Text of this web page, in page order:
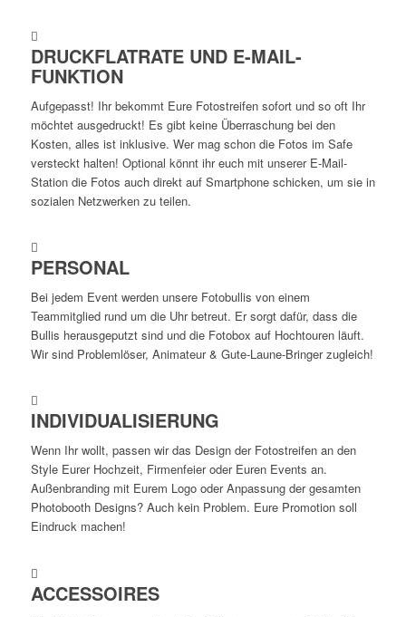
DRUCKFLATRATE UND E-MAIL-
FUNKTION
Aufgepasst! Ihr bekommt Eure Fotostreifen sofort und so oft Ihr
möchtet ausgedruckt! Es gibt keine Überraschung bei den
Kosten, alles ist inklusive. Wer mag schon die Fotos im Safe
versteckt halten! Optional könnt ihr euch mit unserer E-Mail-
Station die Fotos auch direkt auf Smartphone schicken, um sie in
sozialen Netzwerken zu teilen.
PERSONAL
Bei jedem Event werden unsere Fotobullis von einem
Teammitglied rund um die Uhr betreut. Er sorgt dafür, dass die
Bullis herausgeputzt sind und die Fotobox auf Hochtouren läuft.
Wir sind Problemlöser, Animateur & Gute-Laune-Bringer zugleich!
INDIVIDUALISIERUNG
Wenn Ihr wollt, passen wir das Design der Fotostreifen an den
Style Eurer Hochzeit, Firmenfeier oder Euren Events an.
Außenbranding mit Eurem Logo oder Anpassung der gesamten
Photobooth Designs? Auch kein Problem. Eure Promotion soll
Eindruck machen!
ACCESSOIRES